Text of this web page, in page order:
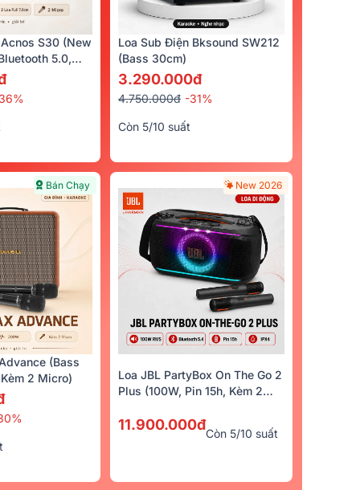
S30 (New
5.0,
Loa Sub Điện Bksound SW212
(bass 30cm)
3.290.000đ
4.750.000đ -31%
Còn 5/10 suất
Bán Chạy
(Bass
2 Micro)
New 2026
Loa JBL PartyBox On The Go 2
Plus (100W, Pin 15h, Kèm 2
11.900.000đ
Còn 5/10 suất